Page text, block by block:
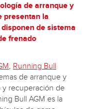
de arranque y
presentan la
de sistema
frenado
, Running Bull
de arranque y
y recuperación de
Bull AGM es la